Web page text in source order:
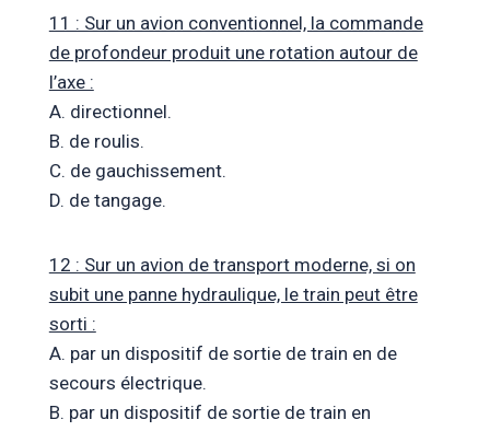
11 : Sur un avion conventionnel, la commande
de profondeur produit une rotation autour de
l’axe :
A. directionnel.
B. de roulis.
C. de gauchissement.
D. de tangage.
12 : Sur un avion de transport moderne, si on
subit une panne hydraulique, le train peut être
sorti :
A. par un dispositif de sortie de train en de
secours électrique.
B. par un dispositif de sortie de train en